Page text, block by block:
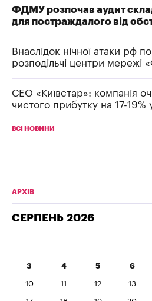
ФДМУ розпочав аудит
для постраждалого від
Внаслідок нічної атаки рф
розподільчі центри мережі
СЕО «Київстар»: компанія
чистого прибутку на 17-19%
ВСІ НОВИНИ
АРХІВ
СЕРПЕНЬ 2026
3 4 5 6
10 11 12 13